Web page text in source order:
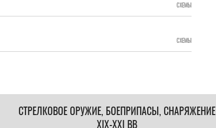
СХЕМЫ
СХЕМЫ
СТРЕЛКОВОЕ ОРУЖИЕ, БОЕПРИПАСЫ, СНАРЯЖЕНИЕ
XIX-XXI ВВ